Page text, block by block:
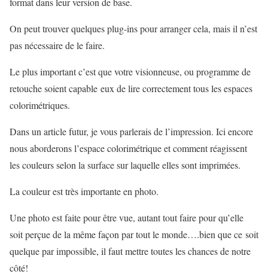
On peut trouver quelques plug-ins pour arranger cela, mais il n’est
pas nécessaire de le faire.
Le plus important c’est que votre visionneuse, ou programme de
retouche soient capable eux de lire correctement tous les espaces
colorimétriques.
Dans un article futur, je vous parlerais de l’impression. Ici encore
nous aborderons l’espace colorimétrique et comment réagissent
les couleurs selon la surface sur laquelle elles sont imprimées.
La couleur est très importante en photo.
Une photo est faite pour être vue, autant tout faire pour qu’elle
soit perçue de la même façon par tout le monde….bien que ce soit
quelque par impossible, il faut mettre toutes les chances de notre
côté!